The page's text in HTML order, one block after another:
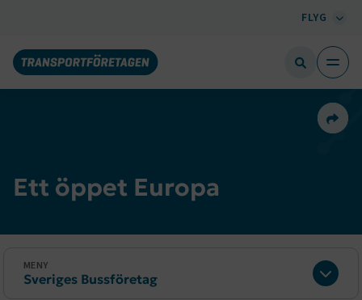
FLYG
Ett öppet Europa
MENY
Sveriges Bussföretag
Dela